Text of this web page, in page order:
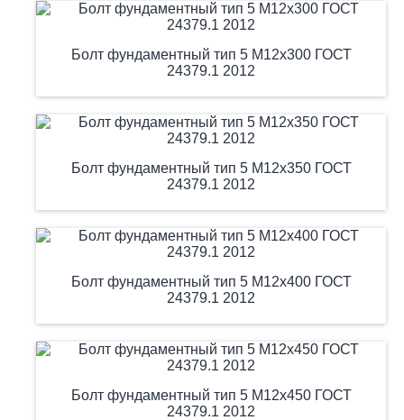
Болт фундаментный тип 5 М12х300 ГОСТ
24379.1 2012
Болт фундаментный тип 5 М12х350 ГОСТ
24379.1 2012
Болт фундаментный тип 5 М12х400 ГОСТ
24379.1 2012
Болт фундаментный тип 5 М12х450 ГОСТ
24379.1 2012